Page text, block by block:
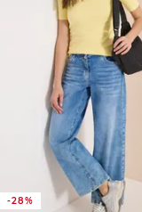
-28%